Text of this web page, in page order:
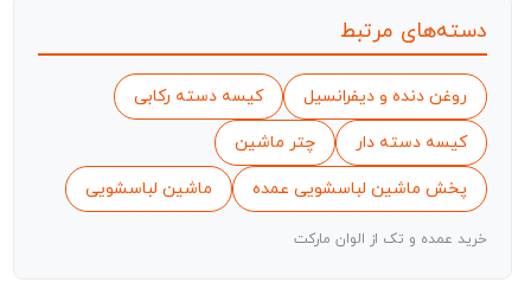
دسته‌های مرتبط
روغن دنده و دیفرانسیل کیسه دسته رکابی
کیسه دسته دار چتر ماشین
پخش ماشین لباسشویی عمده ماشین لباسشویی
خرید عمده و تک از الوان مارکت